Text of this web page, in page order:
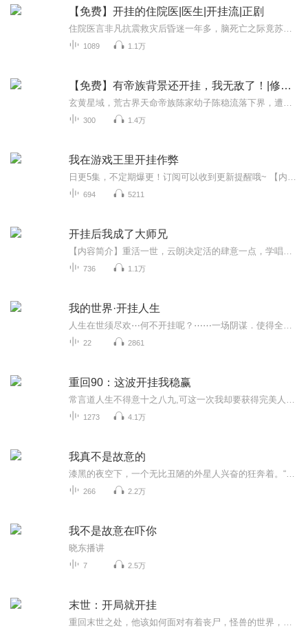
【免费】开挂的住院医|医生|开挂流|正剧
1089 1.1万
【免费】有帝族背景还开挂，我无敌了！|修仙|开挂流
300 1.4万
我在游戏王里开挂作弊
694 5211
开挂后我成了大师兄
736 1.1万
我的世界·开挂人生
22 2861
重回90：这波开挂我稳赢
1273 4.1万
我真不是故意的
266 2.2万
我不是故意在吓你
晓东播讲
7 2.5万
末世：开局就开挂